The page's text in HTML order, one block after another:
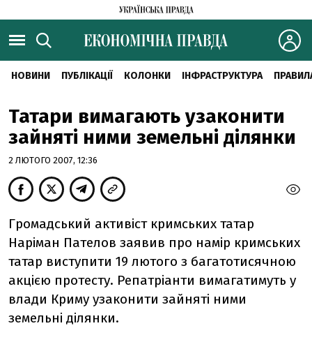
НОВИНИ ПУБЛІКАЦІЇ КОЛОНКИ ІНФРАСТРУКТУРА
Татари вимагають узаконити
зайняті ними земельні ділянки
2 ЛЮТОГО 2007, 12:36
Громадський активіст кримських татар
Наріман Пателов заявив про намір кримських
татар виступити 19 лютого з багатотисячною
акцією протесту. Репатріанти вимагатимуть у
влади Криму узаконити зайняті ними
земельні ділянки.